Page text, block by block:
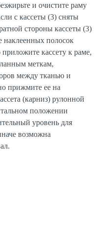
и очистите раму
с кассеты (3) сняты
стороны кассеты (3)
наклеенных полосок
кассету к раме,
меткам,
между тканью и
прижмите ее на
(карниз) рулонной
положении
уровень для
возможна